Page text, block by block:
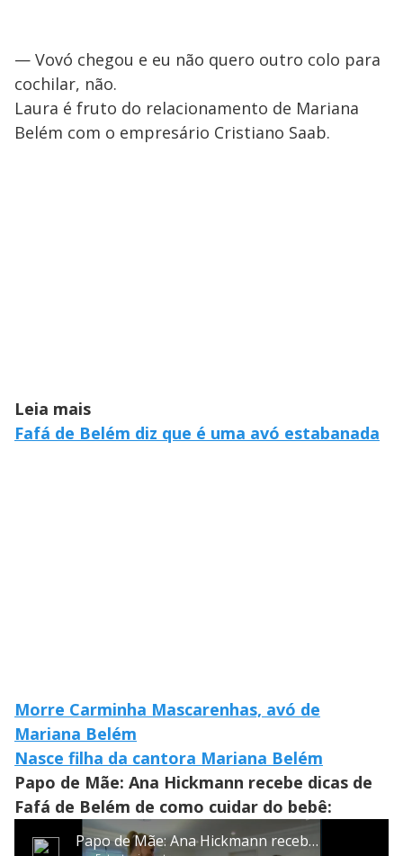
— Vovó chegou e eu não quero outro colo para
cochilar, não.
Laura é fruto do relacionamento de Mariana
Belém com o empresário Cristiano Saab.
Leia mais
Fafá de Belém diz que é uma avó estabanada
Morre Carminha Mascarenhas, avó de
Mariana Belém
Nasce filha da cantora Mariana Belém
Papo de Mãe: Ana Hickmann recebe dicas de
Fafá de Belém de como cuidar do bebê: